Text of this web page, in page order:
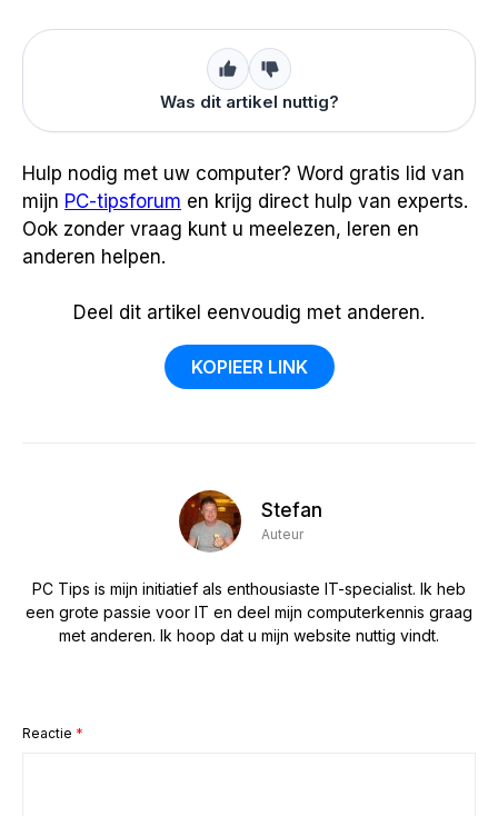
Was dit artikel nuttig?
Hulp nodig met uw computer? Word gratis lid van
mijn PC-tipsforum en krijg direct hulp van experts.
Ook zonder vraag kunt u meelezen, leren en
anderen helpen.
Deel dit artikel eenvoudig met anderen.
KOPIEER LINK
Stefan
Auteur
PC Tips is mijn initiatief als enthousiaste IT-specialist. Ik heb
een grote passie voor IT en deel mijn computerkennis graag
met anderen. Ik hoop dat u mijn website nuttig vindt.
Reactie *